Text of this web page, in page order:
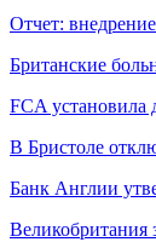
Отчет:
Британские
FCA установила
В Бристоле
Банк Англии
Великобритания